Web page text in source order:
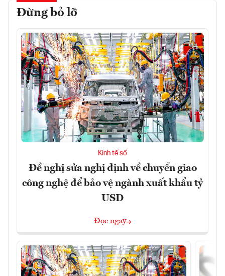
Đừng bỏ lỡ
Kinh tế số
Đề nghị sửa nghị định về chuyển giao
công nghệ để bảo vệ ngành xuất khẩu tỷ
USD
Đọc ngay